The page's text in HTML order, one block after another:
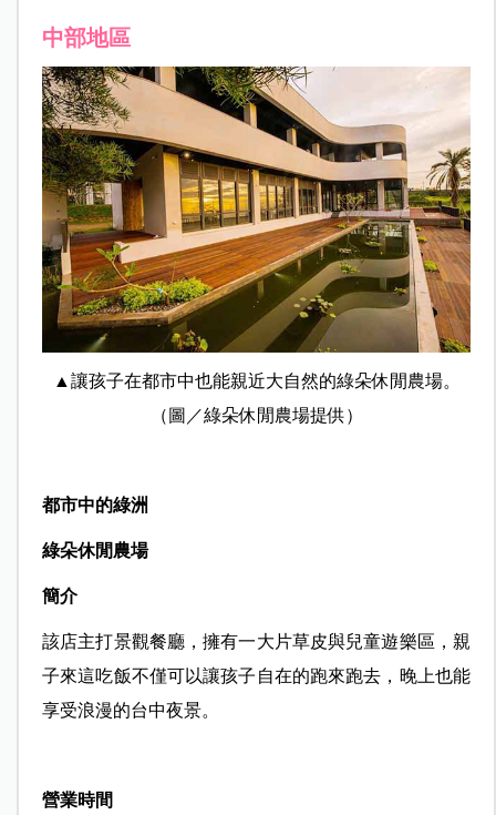
中部地區
▲讓孩子在都市中也能親近大自然的綠朵休閒農場。
（圖／綠朵休閒農場提供）
都市中的綠洲
綠朵休閒農場
簡介
該店主打景觀餐廳，擁有一大片草皮與兒童遊樂區，親
子來這吃飯不僅可以讓孩子自在的跑來跑去，晚上也能
享受浪漫的台中夜景。
營業時間